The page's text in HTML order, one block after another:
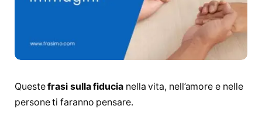
Questefrasi sulla fiducianella vita, nell’amore e nelle
persone ti faranno pensare.